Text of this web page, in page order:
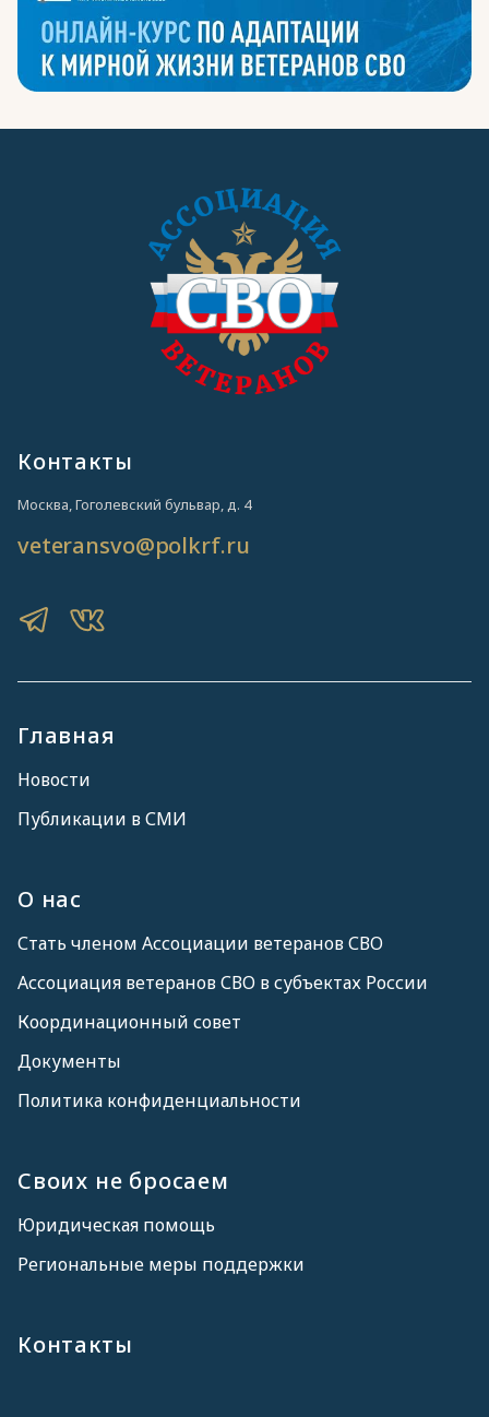
Главная
Новости
Публикации в СМИ
О нас
Стать членом Ассоциации ветеранов СВО
Ассоциация ветеранов СВО в субъектах России
Координационный совет
Документы
Политика конфиденциальности
Своих не бросаем
Юридическая помощь
Региональные меры поддержки
Контакты
Контакты
Москва, Гоголевский бульвар, д. 4
veteransvo@polkrf.ru